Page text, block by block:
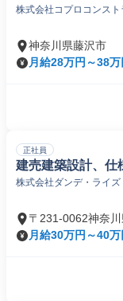
株式会社コプロコンス
神奈川県藤沢市
月給28万円～38万
正社員
建売建築設計、仕
株式会社ダンデ・ライズ
〒231-0062神奈
月給30万円～40万